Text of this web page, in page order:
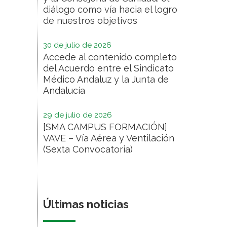
diálogo como vía hacia el logro
de nuestros objetivos
30 de julio de 2026
Accede al contenido completo
del Acuerdo entre el Sindicato
Médico Andaluz y la Junta de
Andalucía
29 de julio de 2026
[SMA CAMPUS FORMACIÓN]
VAVE – Vía Aérea y Ventilación
(Sexta Convocatoria)
Últimas noticias